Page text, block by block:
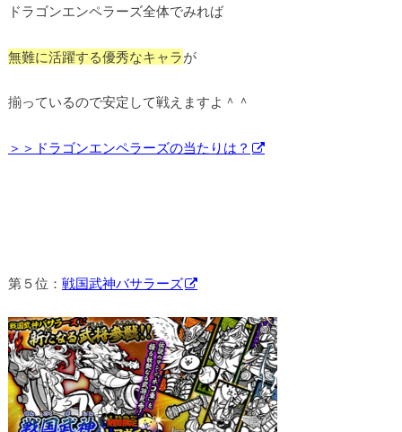
ドラゴンエンペラーズ全体でみれば
無難に活躍する優秀なキャラが
揃っているので安定して戦えますよ＾＾
＞＞ドラゴンエンペラーズの当たりは？
第５位： 戦国武神バサラーズ